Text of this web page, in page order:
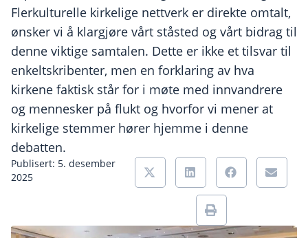
Flerkulturelle kirkelige nettverk er direkte omtalt,
ønsker vi å klargjøre vårt ståsted og vårt bidrag til
denne viktige samtalen. Dette er ikke et tilsvar til
enkeltskribenter, men en forklaring av hva
kirkene faktisk står for i møte med innvandrere
og mennesker på flukt og hvorfor vi mener at
kirkelige stemmer hører hjemme i denne
debatten.
Publisert: 5. desember
2025